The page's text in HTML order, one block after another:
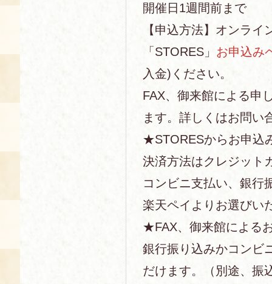
開催日1週間前まで
【申込方法】オンライ
「STORES」 お申込み
入金)ください。
FAX、御来館による申
ます。詳しくはお問い
★STORESからお申込
決済方法はクレジット
コンビニ支払い、銀行
楽天ペイよりお選びい
★FAX、御来館による
銀行振り込みかコンビ
だけます。（別途、振